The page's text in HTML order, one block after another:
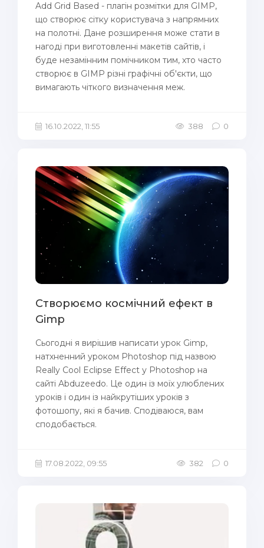
Add Grid Based - плагін розмітки для GIMP,
що створює сітку користувача з напрямних
на полотні. Дане розширення може стати в
нагоді при виготовленні макетів сайтів, і
буде незамінним помічником тим, хто часто
створює в GIMP різні графічні об'єкти, що
вимагають чіткого визначення меж.
16.10.2022, 11:55 388 0
Створюємо космічний ефект в
Gimp
Сьогодні я вирішив написати урок Gimp,
натхненний уроком Photoshop під назвою
Really Cool Eclipse Effect у Photoshop на
сайті Abduzeedo. Це один із моїх улюблених
уроків і один із найкрутіших уроків з
фотошопу, які я бачив. Сподіваюся, вам
сподобається.
17.08.2022, 09:55 382 0